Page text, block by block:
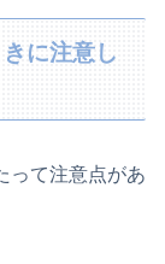
に注意し
って注意点があ